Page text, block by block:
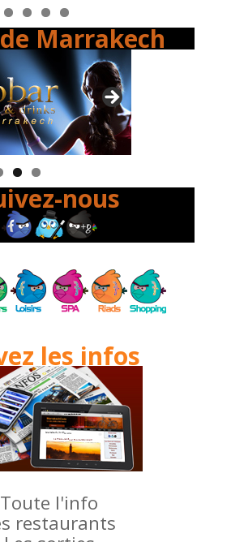
Marrakech
nous
les infos
Toute l'info
restaurants